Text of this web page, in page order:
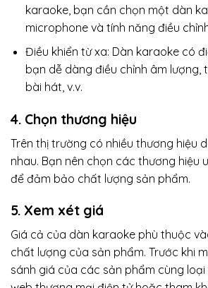
karaoke, bạn cần chọn một dàn
microphone và tính năng điều
Điều khiển từ xa: Dàn karaoke có
bạn dễ dàng điều chỉnh âm lượng,
bài hát, v.v.
4. Chọn thương hiệu
Trên thị trường có nhiều thương hiệu
nhau. Bạn nên chọn các thương hiệu
để đảm bảo chất lượng sản phẩm.
5. Xem xét giá
Giá cả của dàn karaoke phù thuộc
chất lượng của sản phẩm. Trước khi
sánh giá của các sản phẩm cùng